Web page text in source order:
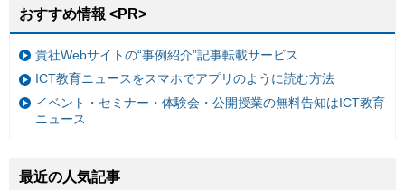
おすすめ情報 <PR>
貴社Webサイトの“事例紹介”記事転載サービス
ICT教育ニュースをスマホでアプリのように読む方法
イベント・セミナー・体験会・公開授業の無料告知はICT教育
ニュース
最近の人気記事